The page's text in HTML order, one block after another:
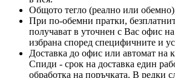
Общото тегло (реално или
При по-обемни пратки,
получават в уточнен с Вас офис
избрана според специфичните и
Доставка до офис или автомат на
Спиди - срок на доставка един
обработка на поръчката. В редки